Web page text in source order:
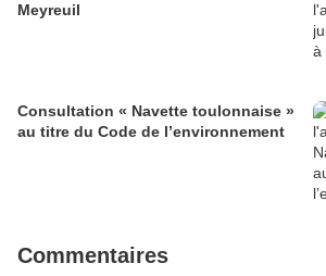
Meyreuil
Consultation « Navette toulonnaise »
au titre du Code de l’environnement
Commentaires